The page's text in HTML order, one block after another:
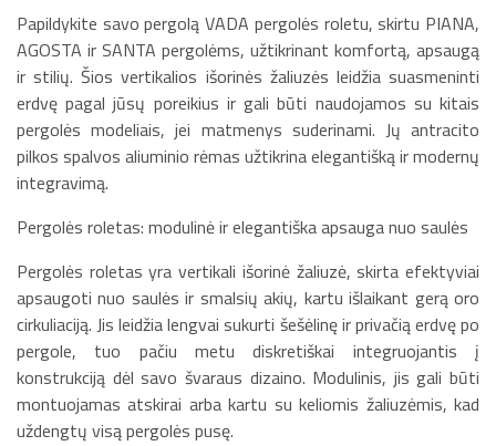
Papildykite savo pergolą VADA pergolės roletu, skirtu PIANA,
AGOSTA ir SANTA pergolėms, užtikrinant komfortą, apsaugą
ir stilių. Šios vertikalios išorinės žaliuzės leidžia suasmeninti
erdvę pagal jūsų poreikius ir gali būti naudojamos su kitais
pergolės modeliais, jei matmenys suderinami. Jų antracito
pilkos spalvos aliuminio rėmas užtikrina elegantišką ir modernų
integravimą.
Pergolės roletas: modulinė ir elegantiška apsauga nuo saulės
Pergolės roletas yra vertikali išorinė žaliuzė, skirta efektyviai
apsaugoti nuo saulės ir smalsių akių, kartu išlaikant gerą oro
cirkuliaciją. Jis leidžia lengvai sukurti šešėlinę ir privačią erdvę po
pergole, tuo pačiu metu diskretiškai integruojantis į
konstrukciją dėl savo švaraus dizaino. Modulinis, jis gali būti
montuojamas atskirai arba kartu su keliomis žaliuzėmis, kad
uždengtų visą pergolės pusę.